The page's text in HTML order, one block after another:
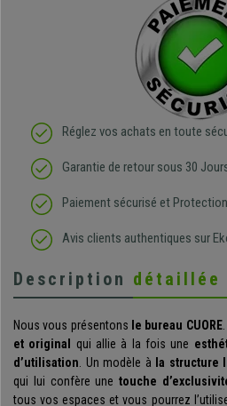
Réglez vos achats en toute
Garantie de retour sous 30
Paiement sécurisé et
Avis clients authentiques sur
Description détaillée
Nous vous présentons le bureau CUORE
et original
qui allie à la fois une
d’utilisation. Un modèle à la structure
qui lui confère unetouche
tous vos espaces et vous pourrez